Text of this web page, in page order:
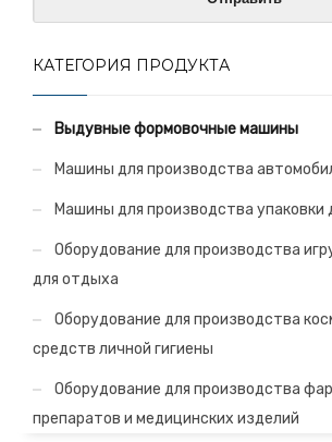
КАТЕГОРИЯ ПРОДУКТА
Выдувные формовочные машины
Машины для производства
Машины для производства упаковки
Оборудование для производства
для отдыха
Оборудование для производства
средств личной гигиены
Оборудование для производства
препаратов и медицинских изделий